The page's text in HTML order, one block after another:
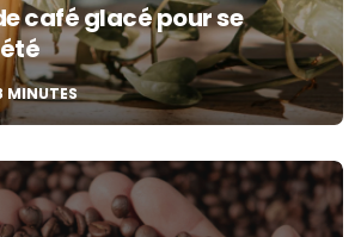
café glacé pour se
MINUTES